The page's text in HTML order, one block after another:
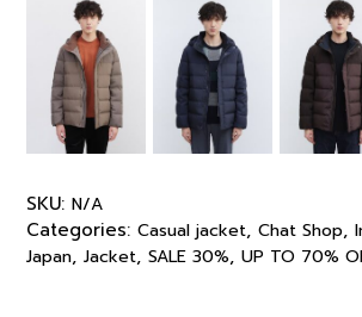
SKU: N/A
Categories: Casual jacket, Chat Shop,
Japan, Jacket, SALE 30%, UP TO 70%